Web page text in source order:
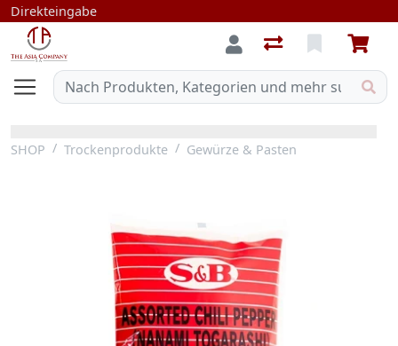
Direkteingabe
SHOP Trockenprodukte Gewürze & Pasten